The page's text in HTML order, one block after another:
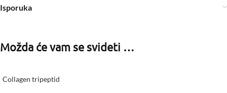
Isporuka
Možda će vam se svideti …
Collagen tripeptid